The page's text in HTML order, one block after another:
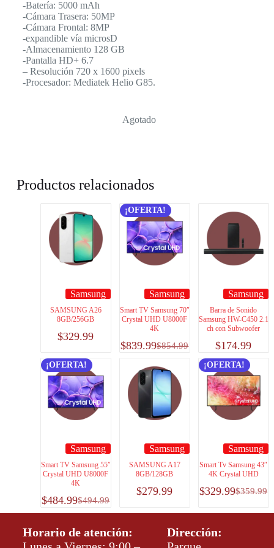
-Batería: 5000 mAh
-Cámara Trasera: 50MP
-Cámara Frontal: 8MP
-expandible vía microsD
-Almacenamiento 128 GB
-Pantalla HD+ 6.7
– Resolución 720 x 1600 pixels
-Procesador: Mediatek Helio G85.
Agotado
Productos relacionados
Samsung
SAMSUNG A26
8GB/256GB
$329.99
¡OFERTA!
Samsung
Smart TV Samsung 70″
Crystal UHD U8000F
4K
$854.99
$839.99
Samsung
Barra de Sonido
Samsung HW-C450 2.1
ch con Subwoofer
$174.99
¡OFERTA!
Samsung
Smart TV Samsung 55″
Crystal UHD U8000F
4K
$494.99
$484.99
Samsung
SAMSUNG A17
8GB/128GB
$279.99
¡OFERTA!
Samsung
Smart Tv Samsung 43″
4K Crystal UHD
$359.99
$329.99
Horario de atención:
Dirección: